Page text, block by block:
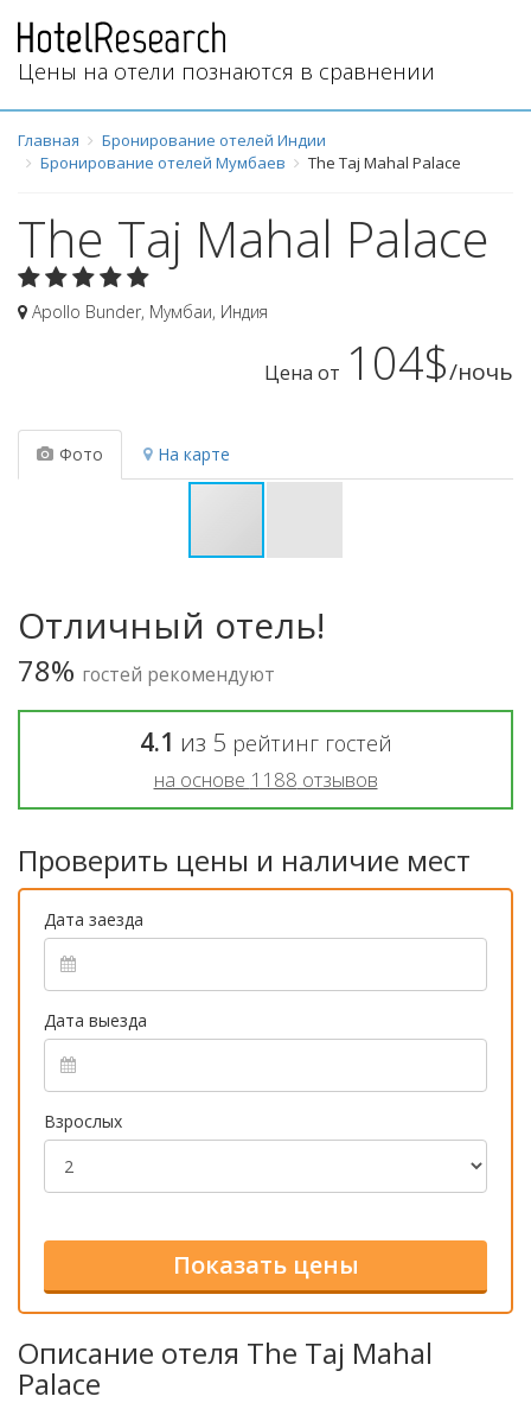
Цены на отели познаются в сравнении
Главная
Бронирование отелей Индии
Бронирование отелей Мумбаев
The Taj Mahal Palace
The Taj Mahal Palace
Apollo Bunder, Мумбаи, Индия
Цена от 104$/ночь
Фото На карте
Отличный отель!
78% гостей рекомендуют
4.1 из 5 рейтинг гостей
на основе 1188 отзывов
Проверить цены и наличие мест
Дата заезда
Дата выезда
Взрослых
Описание отеля The Taj Mahal
Palace